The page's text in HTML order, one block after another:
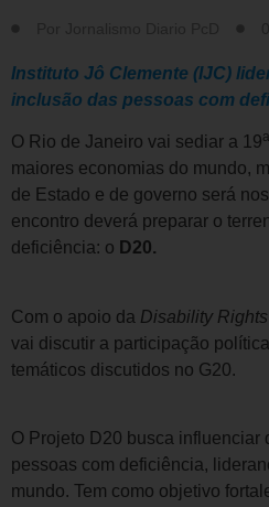
Instituto Jô Clemente (IJC)
inclusão das pessoas com
O Rio de Janeiro vai sediar a 19a
maiores economias do mundo,
de Estado e de governo será
encontro deverá preparar o
deficiência: o D20.
Com o apoio da Disability
vai discutir a participação
temáticos discutidos no G20.
O Projeto D20 busca
pessoas com deficiência,
mundo. Tem como objetivo